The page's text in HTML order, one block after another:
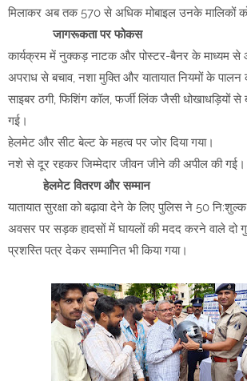
मिलाकर अब तक 570 से अधिक मोबाइल उनके मालिकों
जागरूकता पर फोकस
कार्यक्रम में नुक्कड़ नाटक और पोस्टर-बैनर के माध्यम
अपराध से बचाव, नशा मुक्ति और यातायात नियमों के पालन
साइबर ठगी, फिशिंग कॉल, फर्जी लिंक जैसी धोखाधड़ियों से
गई।
हेलमेट और सीट बेल्ट के महत्व पर जोर दिया गया।
नशे से दूर रहकर जिम्मेदार जीवन जीने की अपील की गई।
हेलमेट वितरण और सम्मान
यातायात सुरक्षा को बढ़ावा देने के लिए पुलिस ने 50
अवसर पर सड़क हादसों में घायलों की मदद करने वाले दो
प्रशस्ति पत्र देकर सम्मानित भी किया गया।